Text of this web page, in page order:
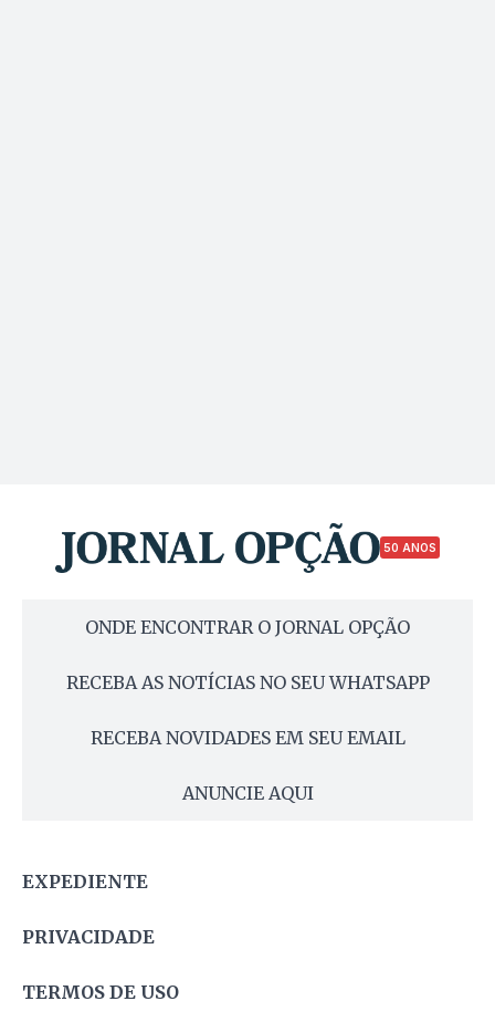
50 ANOS
ONDE ENCONTRAR O JORNAL OPÇÃO
RECEBA AS NOTÍCIAS NO SEU WHATSAPP
RECEBA NOVIDADES EM SEU EMAIL
ANUNCIE AQUI
EXPEDIENTE
PRIVACIDADE
TERMOS DE USO